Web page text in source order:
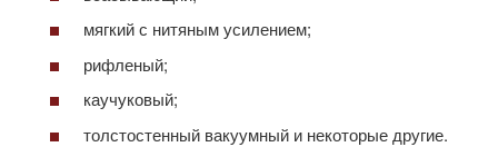
мягкий с нитяным усилением;
рифленый;
каучуковый;
толстостенный вакуумный и некоторые другие.